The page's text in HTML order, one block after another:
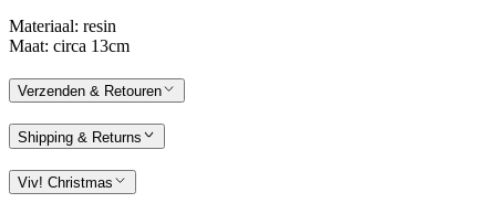
Materiaal: resin
Maat: circa 13cm
Verzenden & Retouren
Shipping & Returns
Viv! Christmas